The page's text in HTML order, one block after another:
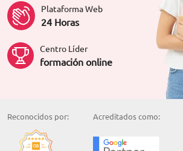
Plataforma Web
24 Horas
Centro Líder
formación online
Reconocidos por: Acreditados como: